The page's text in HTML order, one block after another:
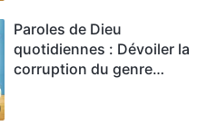
Paroles de Dieu
quotidiennes : Dévoiler la
corruption du genre